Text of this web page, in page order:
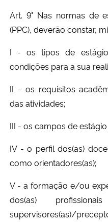
Art. 9° Nas normas de
(PPC), deverão constar,
I - os tipos de
condições para a sua
II - os requisitos
das atividades;
III - os campos de
IV - o perfil dos(as)
como orientadores(as);
V - a formação e/ou
dos(as)
supervisores(as)/